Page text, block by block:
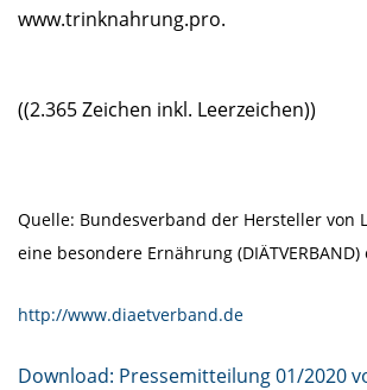
www.trinknahrung.pro.
((2.365 Zeichen inkl. Leerzeichen))
Quelle: Bundesverband der Hersteller von
eine besondere Ernährung (DIÄTVERBAND)
http://www.diaetverband.de
Download: Pressemitteilung 01/2020